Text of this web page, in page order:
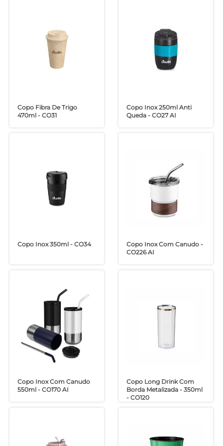
Copo Fibra De Trigo
470ml - CO31
Copo Inox 250ml Anti
Queda - CO27 AI
Copo Inox 350ml - CO34
Copo Inox Com Canudo -
CO226 AI
Copo Inox Com Canudo
550ml - CO170 AI
Copo Long Drink Com
Borda Metalizada - 350ml
- CO120